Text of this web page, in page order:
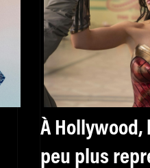
À Hollywood,
peu plus